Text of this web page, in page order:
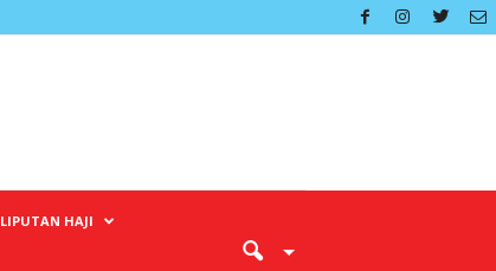
LIPUTAN HAJI